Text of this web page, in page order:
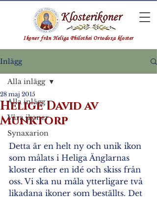
Ikoner från Heliga Philothei Ortodoxa kloster
Inlägg
Alla inlägg
Våra ikoner
Synaxarion
Alla inlägg
Helige David av
Munktorp
28 maj 2015
Detta är en helt ny och unik ikon
som målats i Heliga Änglarnas
kloster efter en idé och skiss från
oss. Vi ska nu måla ytterligare två
likadana ikoner som beställts. Det